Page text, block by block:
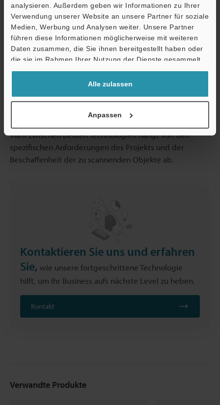
analysieren. Außerdem geben wir Informationen zu Ihrer
Verwendung unserer Website an unsere Partner für soziale
Medien, Werbung und Analysen weiter. Unsere Partner
führen diese Informationen möglicherweise mit weiteren
Daten zusammen, die Sie ihnen bereitgestellt haben oder
die sie im Rahmen Ihrer Nutzung der Dienste gesammelt
haben.
Alle zulassen
Anpassen
unabhängig vom Material.
3D-Scannermit Streifenlichtprojektion und Laserscanner
sind beide unverzichtbare Werkzeuge für das 3D-
Scannen, jeweils mit eigenen Stärken und
Anwendungsbereichen. Während Streifenlichtprojektion
besonders gut darin ist, filigrane Details schnell zu
erfassen, erweist sich Laserscanning als effizient für
Wahl zwischen beiden Technologien hängt von den
spezifischen Anforderungen des Projekts und der
Beschaffenheit der zu scannenden Objekte ab.
Kontaktieren Sie uns und erfahren
Sie, wie unsere fortgeschrittene Technologie
hilft, um Ihr Business aufs nächste Level zu heben.
Kontakt
Verwandte Produkte
Support